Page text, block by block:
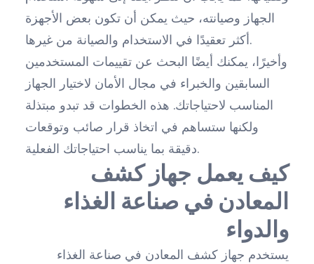
الجهاز وصيانته، حيث يمكن أن تكون بعض الأجهزة
أكثر تعقيدًا في الاستخدام والصيانة من غيرها.
وأخيرًا، يمكنك أيضًا البحث عن تقييمات المستخدمين
السابقين والخبراء في مجال الأمان لاختيار الجهاز
المناسب لاحتياجاتك. هذه الخطوات قد تبدو مبتذلة
ولكنها ستساهم في اتخاذ قرار صائب وتوقعات
دقيقة بما يناسب احتياجاتك الفعلية.
كيف يعمل جهاز كشف
المعادن في صناعة الغذاء
والدواء
يستخدم جهاز كشف المعادن في صناعة الغذاء